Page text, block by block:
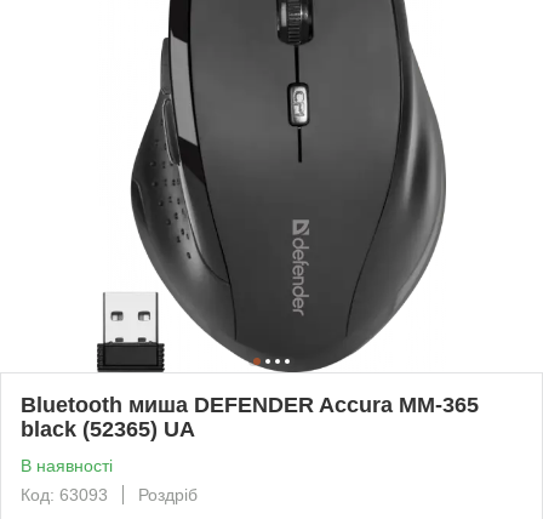
Bluetooth миша DEFENDER Accura MM-365
black (52365) UA
В наявності
Код: 63093
Роздріб